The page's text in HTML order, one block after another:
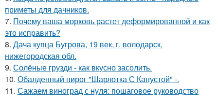
приметы для дачников.
7. Почему ваша морковь растет деформированной и как
это исправить?
8. Дача купца Бугрова, 19 век, г. володарск,
нижегородская обл.
9. Солёные грузди - как вкусно засолить.
10. Обалденный пирог "Шарлотка С Капустой" -.
11. Сажаем виноград с нуля: пошаговое руководство